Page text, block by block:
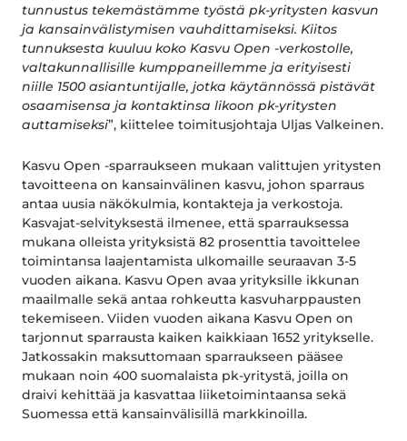
tunnustus tekemästämme työstä pk-yritysten kasvun
ja kansainvälistymisen vauhdittamiseksi. Kiitos
tunnuksesta kuuluu koko Kasvu Open -verkostolle,
valtakunnallisille kumppaneillemme ja erityisesti
niille 1500 asiantuntijalle, jotka käytännössä pistävät
osaamisensa ja kontaktinsa likoon pk-yritysten
auttamiseksi”, kiittelee toimitusjohtaja Uljas Valkeinen.
Kasvu Open -sparraukseen mukaan valittujen yritysten
tavoitteena on kansainvälinen kasvu, johon sparraus
antaa uusia näkökulmia, kontakteja ja verkostoja.
Kasvajat-selvityksestä ilmenee, että sparrauksessa
mukana olleista yrityksistä 82 prosenttia tavoittelee
toimintansa laajentamista ulkomaille seuraavan 3-5
vuoden aikana. Kasvu Open avaa yrityksille ikkunan
maailmalle sekä antaa rohkeutta kasvuharppausten
tekemiseen. Viiden vuoden aikana Kasvu Open on
tarjonnut sparrausta kaiken kaikkiaan 1652 yritykselle.
Jatkossakin maksuttomaan sparraukseen pääsee
mukaan noin 400 suomalaista pk-yritystä, joilla on
draivi kehittää ja kasvattaa liiketoimintaansa sekä
Suomessa että kansainvälisillä markkinoilla.